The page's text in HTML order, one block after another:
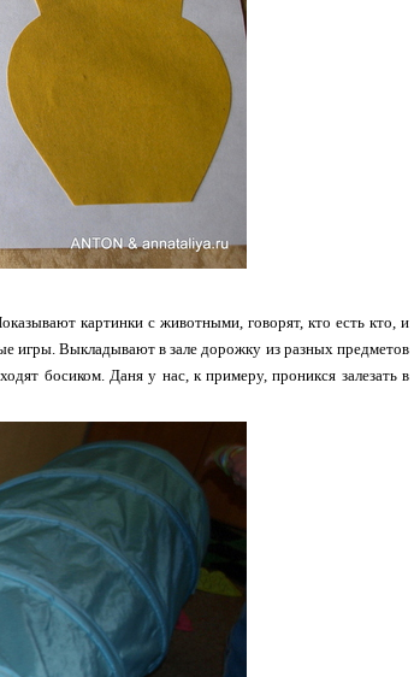
картинки с животными, говорят, кто есть кто, и
игры. Выкладывают в зале дорожку из разных предметов
босиком. Даня у нас, к примеру, проникся залезать в